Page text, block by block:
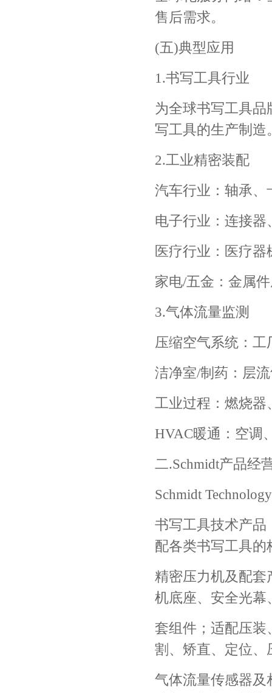
售后需求。
(五)典型应用
1.书写工具行业
为全球书写工具
写工具的生产制造
2.工业精密装配
汽车行业：轴承、
电子行业：连接
医疗行业：医疗
家电/五金：金属
3.气体流量监测
压缩空气系统：
洁净室/制药：层
工业过程：燃烧器
HVAC暖通：空调
二.Schmidt产品经
Schmidt
书写工具技术产品
配各类书写工具的
精密压力机及配套
机底座、安全光幕
套组件；适配压
割、矫直、定位、
气体流量传感器及